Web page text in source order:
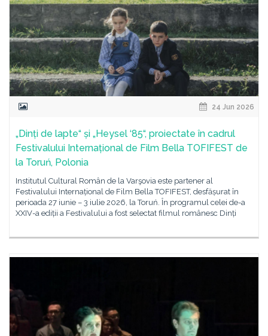
24 Jun 2026
„Dinți de lapte“ și „Heysel ‘85“, proiectate în cadrul
Festivalului Internațional de Film Bella TOFIFEST de
la Toruń, Polonia
Institutul Cultural Român de la Varşovia este partener al
Festivalului Internațional de Film Bella TOFIFEST, desfășurat în
perioada 27 iunie – 3 iulie 2026, la Toruń. În programul celei de-a
XXIV-a ediții a Festivalului a fost selectat filmul românesc Dinți